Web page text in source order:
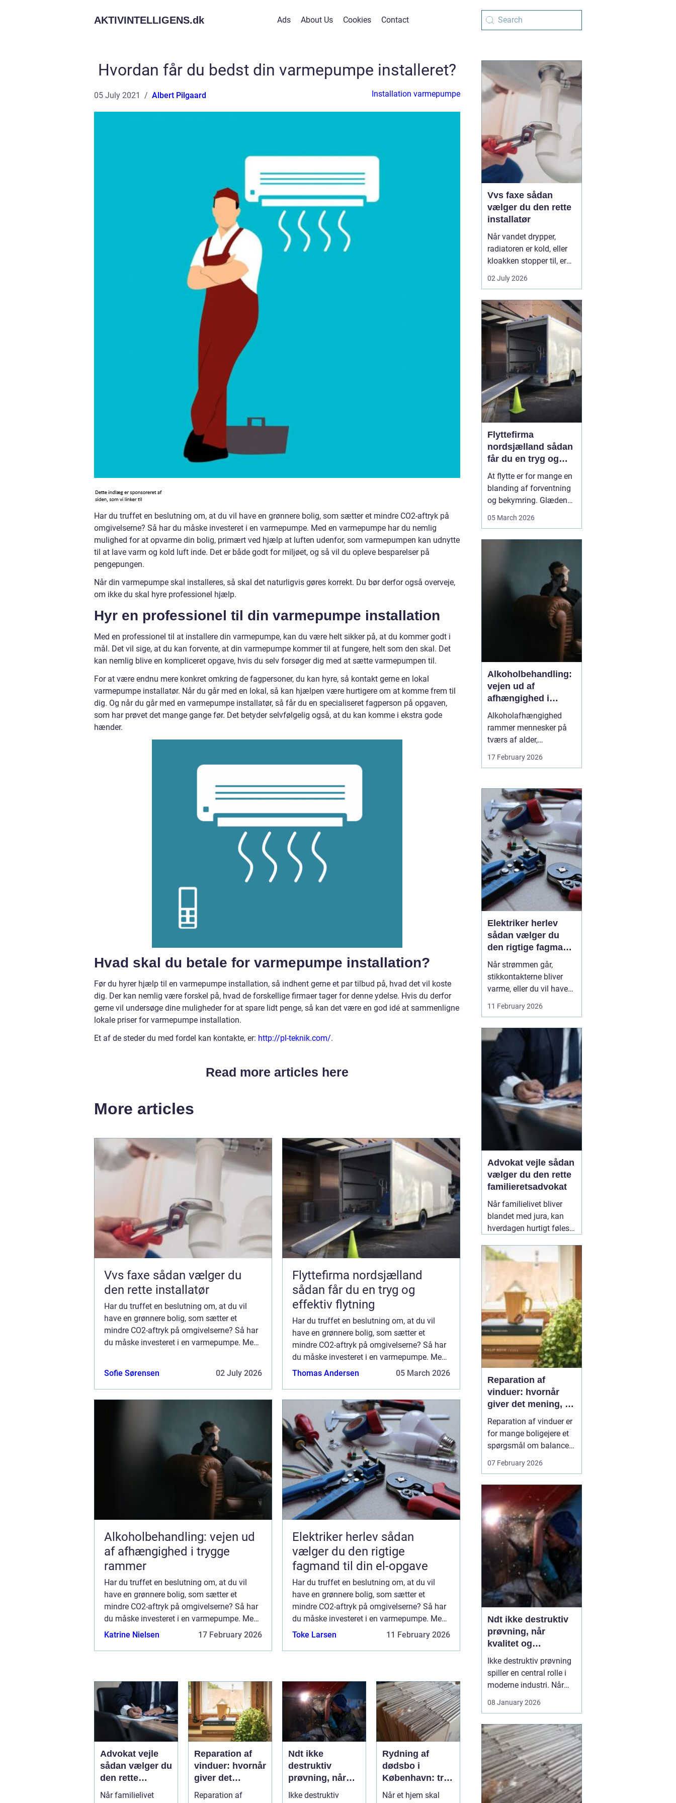
AKTIVINTELLIGENS.dk Ads About Us Cookies Contact
Hvordan får du bedst din varmepumpe installeret?
05 July 2021 Albert Pilgaard Installation varmepumpe
Har du truffet en beslutning om, at du vil have en grønnere bolig, som sætter et mindre CO2-aftryk på
omgivelserne? Så har du måske investeret i en varmepumpe. Med en varmepumpe har du nemlig
mulighed for at opvarme din bolig, primært ved hjælp at luften udenfor, som varmepumpen kan udnytte
til at lave varm og kold luft inde. Det er både godt for miljøet, og så vil du opleve besparelser på
pengepungen.
Når din varmepumpe skal installeres, så skal det naturligvis gøres korrekt. Du bør derfor også overveje,
om ikke du skal hyre professionel hjælp.
Hyr en professionel til din varmepumpe installation
Med en professionel til at installere din varmepumpe, kan du være helt sikker på, at du kommer godt i
mål. Det vil sige, at du kan forvente, at din varmepumpe kommer til at fungere, helt som den skal. Det
kan nemlig blive en kompliceret opgave, hvis du selv forsøger dig med at sætte varmepumpen til.
For at være endnu mere konkret omkring de fagpersoner, du kan hyre, så kontakt gerne en lokal
varmepumpe installatør. Når du går med en lokal, så kan hjælpen være hurtigere om at komme frem til
dig. Og når du går med en varmepumpe installatør, så får du en specialiseret fagperson på opgaven,
som har prøvet det mange gange før. Det betyder selvfølgelig også, at du kan komme i ekstra gode
hænder.
Hvad skal du betale for varmepumpe installation?
Før du hyrer hjælp til en varmepumpe installation, så indhent gerne et par tilbud på, hvad det vil koste
dig. Der kan nemlig være forskel på, hvad de forskellige firmaer tager for denne ydelse. Hvis du derfor
gerne vil undersøge dine muligheder for at spare lidt penge, så kan det være en god idé at sammenligne
lokale priser for varmepumpe installation.
Et af de steder du med fordel kan kontakte, er: http://pl-teknik.com/.
Read more articles here
More articles
Vvs faxe sådan vælger du
den rette installatør
Har du truffet en beslutning om, at du vil
have en grønnere bolig, som sætter et
mindre CO2-aftryk på omgivelserne? Så har
du måske investeret i en varmepumpe. Med
lu...
Sofie Sørensen 02 July 2026
Flyttefirma nordsjælland
sådan får du en tryg og
effektiv flytning
Har du truffet en beslutning om, at du vil
have en grønnere bolig, som sætter et
mindre CO2-aftryk på omgivelserne? Så har
du måske investeret i en varmepumpe. Med
en varmepumpe har du nemlig mulighed for
Thomas Andersen 05 March 2026
Alkoholbehandling: vejen ud
af afhængighed i trygge
rammer
Har du truffet en beslutning om, at du vil
have en grønnere bolig, som sætter et
mindre CO2-aftryk på omgivelserne? Så har
du måske investeret i en varmepumpe. Med
en varmepumpe har du nemlig mulighed for
Katrine Nielsen 17 February 2026
Elektriker herlev sådan
vælger du den rigtige
fagmand til din el-opgave
Har du truffet en beslutning om, at du vil
have en grønnere bolig, som sætter et
mindre CO2-aftryk på omgivelserne? Så har
du måske investeret i en varmepumpe. Med
en varmepumpe har du nemlig mulighed for
Toke Larsen 11 February 2026
Advokat vejle
sådan vælger du
den rette
familieretsadvok
Når familielivet
Reparation af
vinduer: hvornår
giver det
mening, og hvad
Reparation af
Ndt ikke
destruktiv
prøvning, når
kvalitet og
Ikke destruktiv
Rydning af
dødsbo i
København: tryg
proces og
Når et hjem skal
Vvs faxe sådan
vælger du den rette
installatør
Når vandet drypper,
radiatoren er kold, eller
kloakken stopper til, er
en dygtig VVS-installatør
ikke bare rar at have det
Faxe-området findes der
flere firmaer, der kan
hjælpe, men kvalitet,
responstid og rådgivning
varierer m...
02 July 2026
Flyttefirma
nordsjælland sådan
får du en tryg og
effektiv flytning
At flytte er for mange en
blanding af forventning
og bekymring. Glæden
ved et nyt hjem bliver
logistik, der skal gå op.
Flyttefirma Nordsjæ...
05 March 2026
Alkoholbehandling:
vejen ud af
afhængighed i
trygge rammer
Alkoholafhængighed
rammer mennesker på
tværs af alder,
uddannelse og
baggrund. For mange
Et glas for at falde ned
efter arbejde, lidt ekstra i
weekenden, og pludselig
er alkoholen blevet en
nødve...
17 February 2026
Elektriker herlev
sådan vælger du
den rigtige fagmand
til din el-opgave
Når strømmen går,
stikkontakterne bliver
varme, eller du vil have
ny belysning i hjemmet,
bliver valget af elektriker
Mange søger
efter en
hvordan vurd...
11 February 2026
Advokat vejle sådan
vælger du den rette
familieretsadvokat
Når familielivet bliver
blandet med jura, kan
hverdagen hurtigt føles
om børn, ægteskab, arv
eller bolig handler
sjældent kun om
paragraffer, men også
om følelser, tryghed og
fremtid. I sådan en
situation kan en09
February 2026
Reparation af
vinduer: hvornår
giver det mening, og
hvad skal du
vælge?
Reparation af vinduer er
for mange boligejere et
spørgsmål om balance.
På den ene side vil du
gerne bevare husets
unødvendige udgifter. På
den anden side skal
vinduerne være tætte,
ene...
07 February 2026
Ndt ikke destruktiv
prøvning, når
kvalitet og
sikkerhed er
afgørende
Ikke destruktiv prøvning
spiller en central rolle i
moderne industri. Når
udstyr, tanke eller
kontrolleres, skal det ske
uden at ødelægge
emnet. Her kommerN...
08 January 2026